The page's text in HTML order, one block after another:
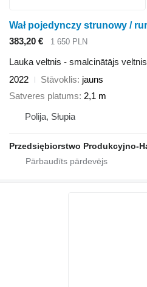
383,20 € 1 650 PLN
Lauka veltnis - smalcinātājs veltnis
2022
Stāvoklis jauns
Satveres platums 2,1 m
Polija, Słupia